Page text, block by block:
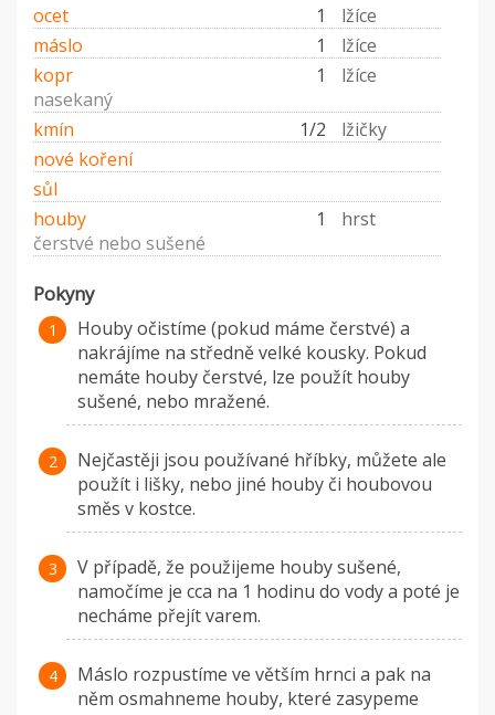
ocet
1
lžíce
máslo
1
lžíce
kopr
1
lžíce
nasekaný
kmín
1/2
lžičky
nové koření
sůl
houby
1
hrst
čerstvé nebo sušené
Pokyny
Houby očistíme (pokud máme čerstvé) a
nakrájíme na středně velké kousky. Pokud
nemáte houby čerstvé, lze použít houby
sušené, nebo mražené.
Nejčastěji jsou používané hříbky, můžete ale
použít i lišky, nebo jiné houby či houbovou
směs v kostce.
V případě, že použijeme houby sušené,
namočíme je cca na 1 hodinu do vody a poté je
necháme přejít varem.
Máslo rozpustíme ve větším hrnci a pak na
něm osmahneme houby, které zasypeme